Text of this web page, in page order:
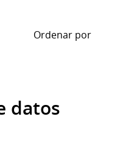
Ordenar por
datos